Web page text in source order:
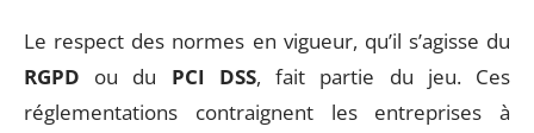
Le respect des normes en vigueur, qu’il s’agisse du
RGPD ou du PCI DSS, fait partie du jeu. Ces
réglementations contraignent les entreprises à